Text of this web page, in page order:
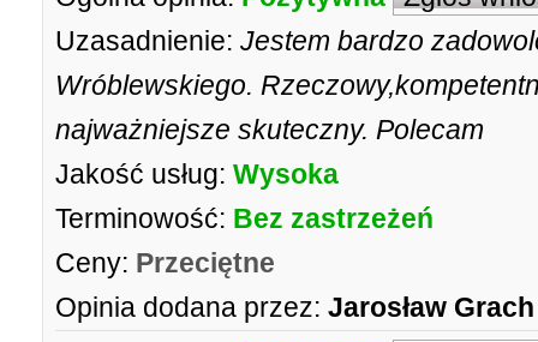
Uzasadnienie: Jestem bardzo
Wróblewskiego.
najważniejsze skuteczny. Polecam
Jakość usług: Wysoka
Terminowość: Bez zastrzeżeń
Ceny: Przeciętne
Opinia dodana przez: Jarosław